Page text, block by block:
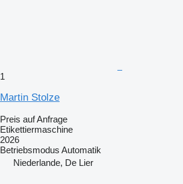
1
Martin Stolze
Preis auf Anfrage
Etikettiermaschine
2026
Betriebsmodus Automatik
Niederlande, De Lier